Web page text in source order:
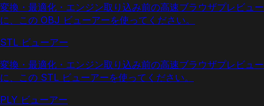
変換・最適化・エンジン取り込み前の高速ブラウザプレビュー
に、この OBJ ビューアーを使ってください。
STL ビューアー
変換・最適化・エンジン取り込み前の高速ブラウザプレビュー
に、この STL ビューアーを使ってください。
PLY ビューアー